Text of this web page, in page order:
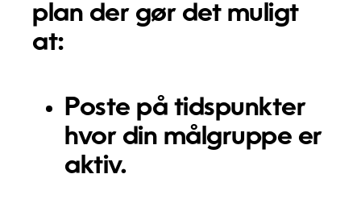
plan der gør det muligt
at:
Poste på tidspunkter
hvor din målgruppe er
aktiv.